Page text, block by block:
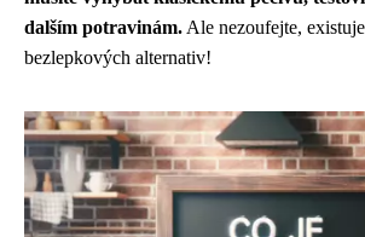
dalším potravinám. Ale nezoufejte,
bezlepkových alternativ!